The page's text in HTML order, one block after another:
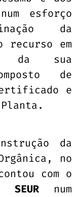
esforço
da
recurso em
da sua
de
e
da
no
com o
num